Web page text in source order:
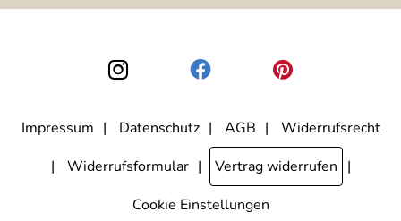
den Link "Abmelden" am Ende des Newsletters anklicke. Die
Datenschutzerklärung
habe ich zur Kenntnis genommen.
Impressum Datenschutz AGB
Widerrufsrecht
Widerrufsformular
Vertrag widerrufen
Cookie Einstellungen